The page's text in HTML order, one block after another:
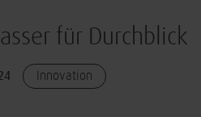
für Durchblick
Innovation